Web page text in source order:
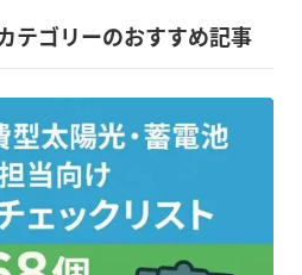
テゴリーのおすすめ記事